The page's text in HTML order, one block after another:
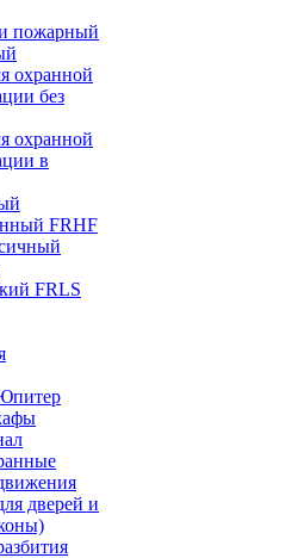
пожарный
охранной
без
охранной
в
FRHF
FRLS
дверей и